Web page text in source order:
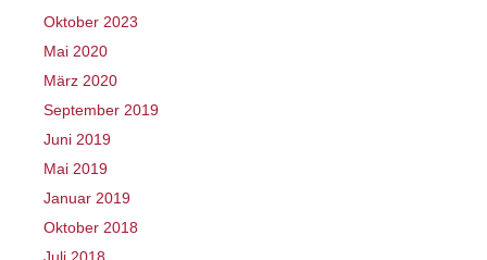
Oktober 2023
Mai 2020
März 2020
September 2019
Juni 2019
Mai 2019
Januar 2019
Oktober 2018
Juli 2018